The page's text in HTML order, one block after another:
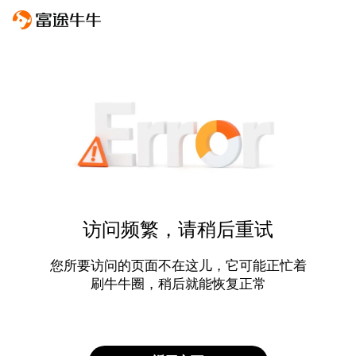
访问频繁，请稍后重试
您所要访问的页面不在这儿，它可能正忙着
刷牛牛圈，稍后就能恢复正常